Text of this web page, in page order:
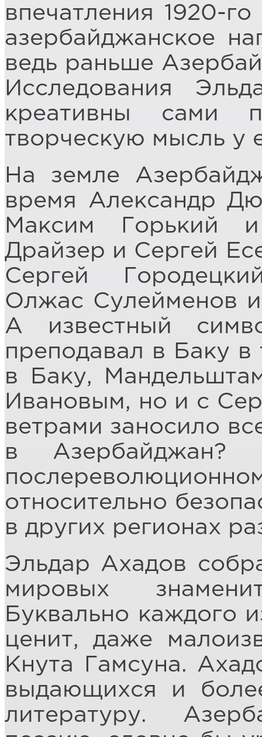
впечатления 1920-
азербайджанское
ведь раньше
Исследования
креативны
творческую мысль у
На земле
время Александр
Максим Горький
Драйзер и Сергей
Сергей
Олжас Сулейменов и
А известный
преподавал в Баку в
в Баку,
Ивановым, но и с
ветрами заносило
в
относительно
в других регионах
Эльдар Ахадов
мировых
Буквально каждого
ценит, даже
Кнута Гамсуна.
выдающихся и
литературу.